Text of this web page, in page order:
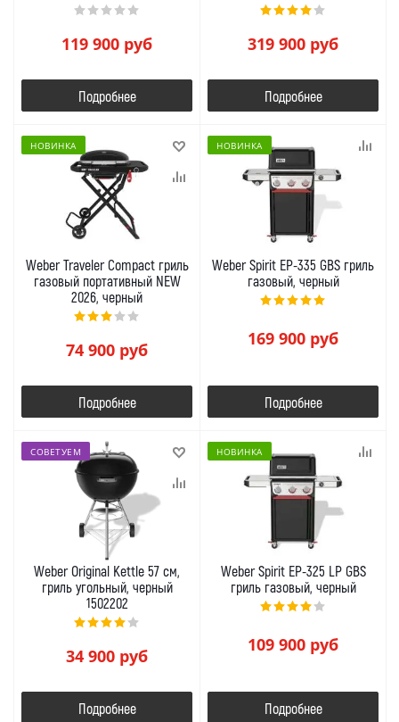
119 900 руб
Подробнее
319 900 руб
Подробнее
НОВИНКА
Weber Traveler Compact гриль
газовый портативный NEW
2026, черный
74 900 руб
Подробнее
НОВИНКА
Weber Spirit EP-335 GBS гриль
газовый, черный
169 900 руб
Подробнее
СОВЕТУЕМ
Weber Original Kettle 57 см,
гриль угольный, черный
1502202
34 900 руб
Подробнее
НОВИНКА
Weber Spirit EP-325 LP GBS
гриль газовый, черный
109 900 руб
Подробнее